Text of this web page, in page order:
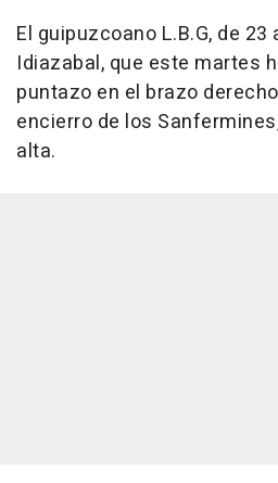
El guipuzcoano L.B.G, de
Idiazabal, que este martes
puntazo en el brazo
encierro de los
alta.